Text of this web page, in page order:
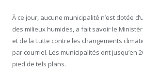
À ce jour, aucune municipalité n’est dotée
des milieux humides, a fait savoir le
et de la Lutte contre les changements
par courriel. Les municipalités ont jusqu’en
pied de tels plans.